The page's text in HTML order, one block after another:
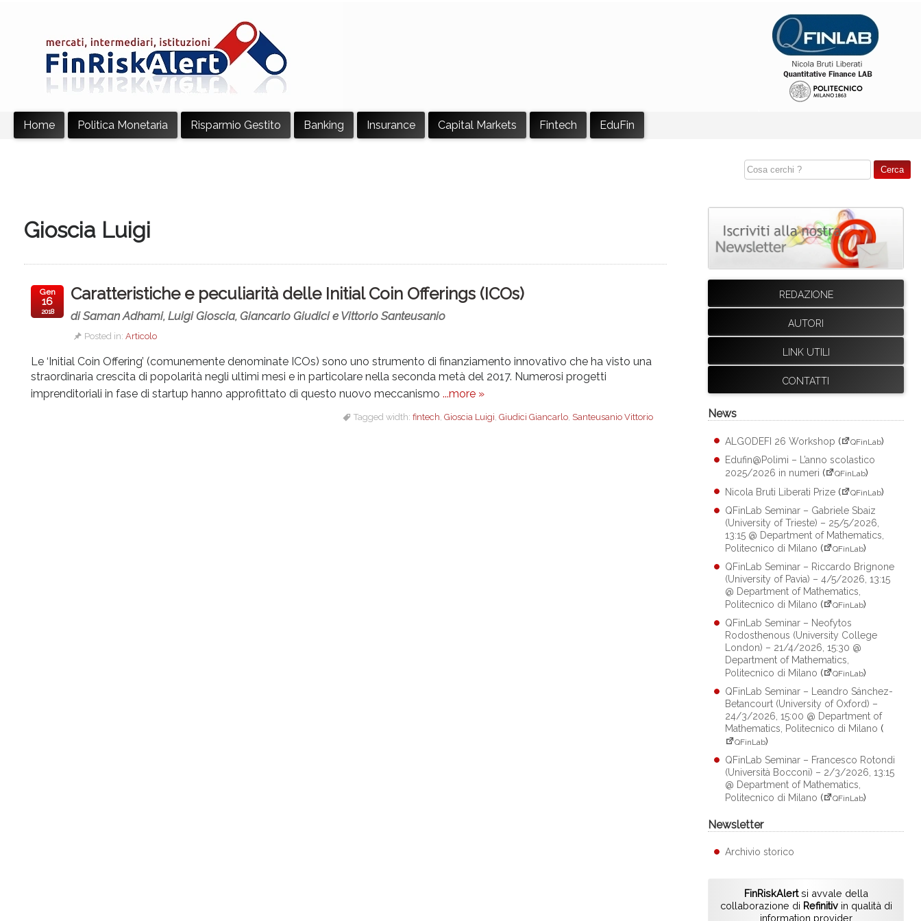
Home Politica Monetaria Risparmio Gestito Banking Insurance Capital Markets Fintech EduFin
Gioscia Luigi
Caratteristiche e peculiarità delle Initial Coin Offerings (ICOs)
di Saman Adhami, Luigi Gioscia, Giancarlo Giudici e Vittorio Santeusanio
Posted in: Articolo
Gen
16
2018
Le ‘Initial Coin Offering’ (comunemente denominate ICOs) sono uno strumento di finanziamento innovativo che ha visto una
straordinaria crescita di popolarità negli ultimi mesi e in particolare nella seconda metà del 2017. Numerosi progetti
imprenditoriali in fase di startup hanno approfittato di questo nuovo meccanismo ...more »
Tagged width: fintech Gioscia Luigi Giudici Giancarlo Santeusanio Vittorio
REDAZIONE
AUTORI
LINK UTILI
CONTATTI
News
ALGODEFI 26 Workshop ( QFinLab)
Edufin@Polimi – L’anno scolastico
2025/2026 in numeri ( QFinLab)
Nicola Bruti Liberati Prize ( QFinLab)
QFinLab Seminar – Gabriele Sbaiz
(University of Trieste) – 25/5/2026,
13:15 @ Department of Mathematics,
Politecnico di Milano ( QFinLab)
QFinLab Seminar – Riccardo Brignone
(University of Pavia) – 4/5/2026, 13:15
@ Department of Mathematics,
Politecnico di Milano ( QFinLab)
QFinLab Seminar – Neofytos
Rodosthenous (University College
London) – 21/4/2026, 15:30 @
Department of Mathematics,
Politecnico di Milano ( QFinLab)
QFinLab Seminar – Leandro Sánchez-
Betancourt (University of Oxford) –
24/3/2026, 15:00 @ Department of
Mathematics, Politecnico di Milano (
QFinLab)
QFinLab Seminar – Francesco Rotondi
(Università Bocconi) – 2/3/2026, 13:15
@ Department of Mathematics,
Politecnico di Milano ( QFinLab)
Newsletter
Archivio storico
FinRiskAlertsi avvale della
collaborazione di Refinitivin qualità di
information provider